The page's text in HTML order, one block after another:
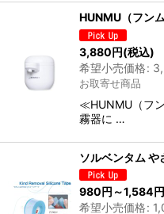
HUNMU（フン
3,880円(税込)
希望小売価格:
お取寄せ商品
≪HUNMU（フ
霧器に …
ソルベンタム
980円 ～1,584円
希望小売価格: